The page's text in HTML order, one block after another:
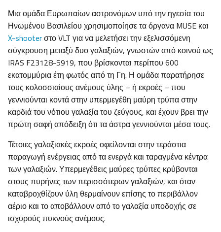
Μια ομάδα Ευρωπαίων αστρονόμων υπό την ηγεσία του
Ηνωμένου Βασιλείου χρησιμοποίησε τα όργανα MUSE και
X-shooterστο VLT για να μελετήσει την εξελισσόμενη
σύγκρουση μεταξύ δυο γαλαξιών, γνωστών από κοινού ως
IRAS F23128-5919, που βρίσκονται περίπου 600
εκατομμύρια έτη φωτός από τη Γη. Η ομάδα παρατήρησε
τους κολοσσιαίους ανέμους ύλης – ή εκροές – που
γεννιούνται κοντά στην υπερμεγέθη μαύρη τρύπα στην
καρδιά του νότιου γαλαξία του ζεύγους, και έχουν βρει την
πρώτη σαφή απόδειξη ότι τα άστρα γεννιούνται μέσα τους.
Τέτοιες γαλαξιακές εκροές οφείλονται στην τεράστια
παραγωγή ενέργειας από τα ενεργά και ταραγμένα κέντρα
των γαλαξιών. Υπερμεγέθεις μαύρες τρύπες κρύβονται
στους πυρήνες των περισσότερων γαλαξιών, και όταν
καταβροχθίζουν ύλη θερμαίνουν επίσης το περιβάλλον
αέριο και το αποβάλλουν από το γαλαξία υποδοχής σε
ισχυρούς πυκνούς ανέμους.